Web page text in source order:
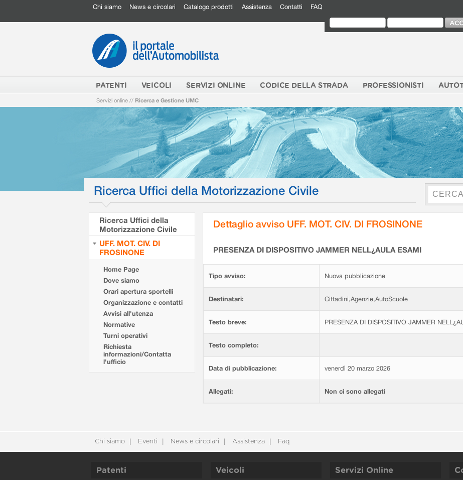
Chi siamo News e circolari Catalogo prodotti Assistenza Contatti FAQ
PATENTI VEICOLI SERVIZI ONLINE CODICE DELLA STRADA PROFESSIONISTI
Servizi online // Ricerca e Gestione UMC
Ricerca Uffici della Motorizzazione Civile
Ricerca Uffici della
Motorizzazione Civile
UFF. MOT. CIV. DI
FROSINONE
Home Page
Dove siamo
Orari apertura sportelli
Organizzazione e contatti
Avvisi all'utenza
Normative
Turni operativi
Richiesta
informazioni/Contatta
l'ufficio
Dettaglio avviso UFF. MOT. CIV. DI FROSINONE
PRESENZA DI DISPOSITIVO JAMMER NELL¿AULA ESAMI
Tipo avviso: Nuova pubblicazione
Destinatari: Cittadini,Agenzie,AutoScuole
Testo breve: PRESENZA DI DISPOSITIVO JAMMER
Testo completo:
Data di pubblicazione: venerdì 20 marzo 2026
Allegati: Non ci sono allegati
Chi siamo Eventi News e circolari Assistenza Faq
Patenti Veicoli Servizi Online